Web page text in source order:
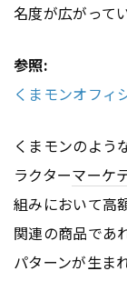
名度が広がって
参照:
くまモンオフィ
くまモンのよう
ラクターマーケ
組みにおいて高
関連の商品であ
パターンが生ま